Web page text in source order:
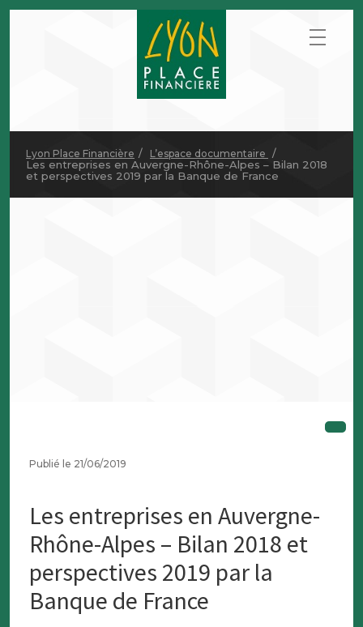
Lyon Place Financière L’espace documentaire
Les entreprises en Auvergne-Rhône-Alpes – Bilan 2018
et perspectives 2019 par la Banque de France
Publié le 21/06/2019
Les entreprises en Auvergne-
Rhône-Alpes – Bilan 2018 et
perspectives 2019 par la
Banque de France